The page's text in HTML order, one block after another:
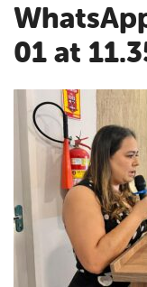
WhatsApp Image 2025-08-
01 at